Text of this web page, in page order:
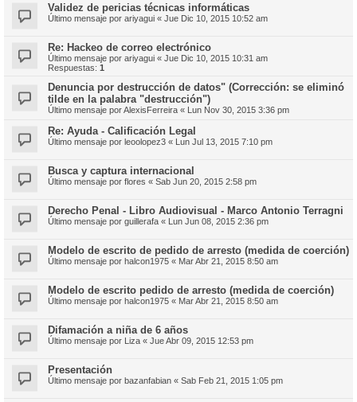
Validez de pericias técnicas informáticas
Último mensaje por ariyagui « Jue Dic 10, 2015 10:52 am
Re: Hackeo de correo electrónico
Último mensaje por ariyagui « Jue Dic 10, 2015 10:31 am
Respuestas: 1
Denuncia por destrucción de datos" (Corrección: se eliminó
tilde en la palabra "destrucción")
Último mensaje porAlexisFerreira « Lun Nov 30, 2015 3:36 pm
Re: Ayuda - Calificación Legal
Último mensaje por leoolopez3 « Lun Jul 13, 2015 7:10 pm
Busca y captura internacional
Último mensaje por flores « Sab Jun 20, 2015 2:58 pm
Derecho Penal - Libro Audiovisual - Marco Antonio Terragni
Último mensaje por guillerafa « Lun Jun 08, 2015 2:36 pm
Modelo de escrito de pedido de arresto (medida de coerción)
Último mensaje por halcon1975 « Mar Abr 21, 2015 8:50 am
Modelo de escrito pedido de arresto (medida de coerción)
Último mensaje por halcon1975 « Mar Abr 21, 2015 8:50 am
Difamación a niña de 6 años
Último mensaje por Liza « Jue Abr 09, 2015 12:53 pm
Presentación
Último mensaje por bazanfabian « Sab Feb 21, 2015 1:05 pm